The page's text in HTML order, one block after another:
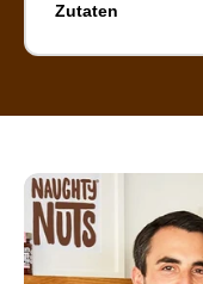
Zutaten